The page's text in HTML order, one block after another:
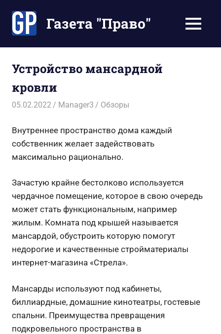
содержимомуГазета "Право"
Ваше
время
МЕНЮ
Устройство мансардной
кровли
05.02.2022 Manager3 Обзоры
Внутреннее пространство дома каждый
собственник желает задействовать
максимально рационально.
Зачастую крайне бестолково используется
чердачное помещение, которое в свою очередь
может стать функциональным, например
жилым. Комната под крышей называется
мансардой, обустроить которую помогут
недорогие и качественные стройматериалы
интернет-магазина «Стрела».
Мансарды используют под кабинеты,
биллиардные, домашние кинотеатры, гостевые
спальни. Преимущества превращения
подкровельного пространства в